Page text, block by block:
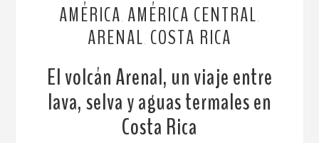
AMÉRICA AMÉRICA CENTRAL
ARENAL COSTA RICA
El volcán Arenal, un viaje entre
lava, selva y aguas termales en
Costa Rica